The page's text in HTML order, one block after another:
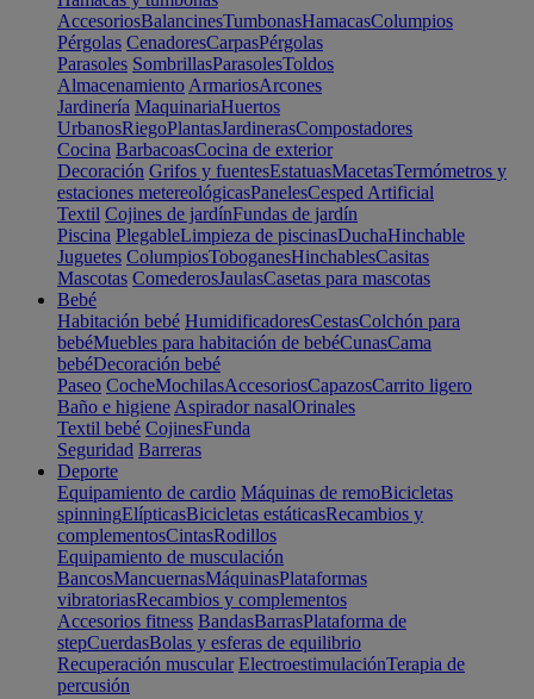
AccesoriosBalancinesTumbonasHamacasColumpios
Pérgolas CenadoresCarpasPérgolas
Parasoles SombrillasParasolesToldos
Almacenamiento ArmariosArcones
Jardinería MaquinariaHuertos
UrbanosRiegoPlantasJardinerasCompostadores
Cocina BarbacoasCocina de exterior
Decoración Grifos y fuentesEstatuasMacetasTermómetros y
estaciones metereológicasPanelesCesped Artificial
Textil Cojines de jardínFundas de jardín
Piscina PlegableLimpieza de piscinasDuchaHinchable
Juguetes ColumpiosToboganesHinchablesCasitas
Mascotas ComederosJaulasCasetas para mascotas
Bebé
Habitación bebé HumidificadoresCestasColchón para
bebéMuebles para habitación de bebéCunasCama
bebéDecoración bebé
Paseo CocheMochilasAccesoriosCapazosCarrito ligero
Baño e higiene Aspirador nasalOrinales
Textil bebé CojinesFunda
Seguridad Barreras
Deporte
Equipamiento de cardio Máquinas de remoBicicletas
spinningElípticasBicicletas estáticasRecambios y
complementosCintasRodillos
Equipamiento de musculación
BancosMancuernasMáquinasPlataformas
vibratoriasRecambios y complementos
Accesorios fitness BandasBarrasPlataforma de
stepCuerdasBolas y esferas de equilibrio
Recuperación muscular ElectroestimulaciónTerapia de
percusión